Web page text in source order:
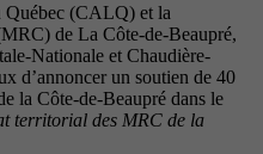
Québec (CALQ) et la
de La Côte-de-Beaupré,
Nationale et Chaudière-
d’annoncer un soutien de 40
la Côte-de-Beaupré dans le
territorial des MRC de la